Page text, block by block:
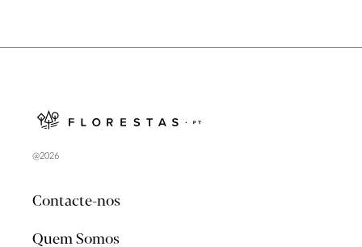
@2026
Contacte-nos
Quem Somos